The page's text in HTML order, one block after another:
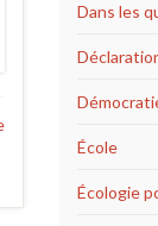
Dans les
École
Écologie